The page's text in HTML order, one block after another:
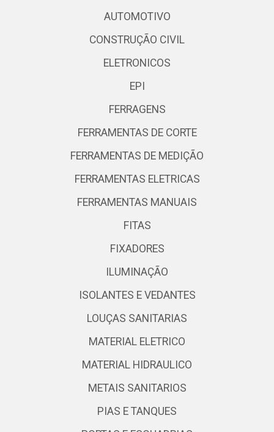
AUTOMOTIVO
CONSTRUÇÃO CIVIL
ELETRONICOS
EPI
FERRAGENS
FERRAMENTAS DE CORTE
FERRAMENTAS DE MEDIÇÃO
FERRAMENTAS ELETRICAS
FERRAMENTAS MANUAIS
FITAS
FIXADORES
ILUMINAÇÃO
ISOLANTES E VEDANTES
LOUÇAS SANITARIAS
MATERIAL ELETRICO
MATERIAL HIDRAULICO
METAIS SANITARIOS
PIAS E TANQUES